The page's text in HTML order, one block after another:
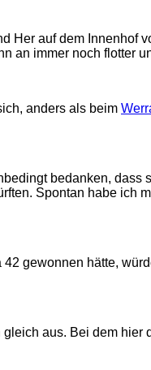
Her auf dem Innenhof
an immer noch flotter
anders als beim
bedanken, dass
Spontan habe ich
gewonnen hätte,
aus. Bei dem hier